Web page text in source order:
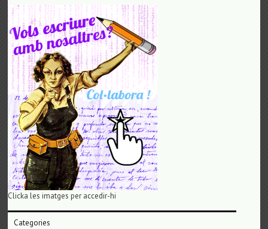
Clicka les imatges per accedir-hi
Categories